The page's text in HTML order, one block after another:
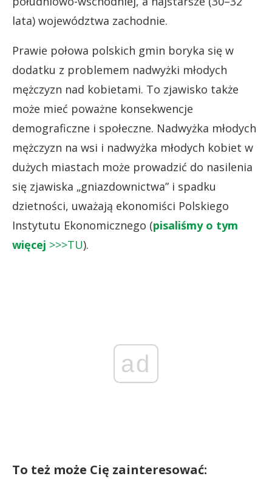
lata) województwa zachodnie.
Prawie połowa polskich gmin boryka się w
dodatku z problemem nadwyżki młodych
mężczyzn nad kobietami. To zjawisko także
może mieć poważne konsekwencje
demograficzne i społeczne. Nadwyżka młodych
mężczyzn na wsi i nadwyżka młodych kobiet w
dużych miastach może prowadzić do nasilenia
się zjawiska „gniazdownictwa” i spadku
dzietności, uważają ekonomiści Polskiego
Instytutu Ekonomicznego (pisaliśmy o tym
więcej >>>TU).
ad
To też może Cię zainteresować: